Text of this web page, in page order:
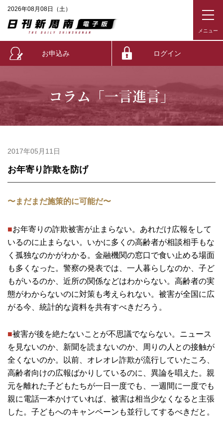
2026年08月08日（土）
お申込み ログイン
コラム「一言進言」
2017年05月11日
お年寄り詐欺を防げ
〜まだまだ施策的に可能だ〜
■お年寄りの詐欺被害が止まらない。あれだけ広報をして
いるのに止まらない。いかに多くの高齢者が相談相手もな
く孤独なのかがわかる。金融機関の窓口で食い止める場面
も多くなった。警察の発表では、一人暮らしなのか、子ど
もがいるのか、近所の関係などはわからない。高齢者の実
態がわからないのに対策も考えられない。被害が全国に広
がる今、統計的な資料を共有すべきだろう。
■被害が後を絶たないことが不思議でならない。ニュース
を見ないのか、新聞を読まないのか、周りの人との接触が
全くないのか。以前、オレオレ詐欺が流行していたころ、
高齢者向けの広報ばかりしているのに、異論を唱えた。親
元を離れた子どもたちが一日一度でも、一週間に一度でも
親に電話一本かけていれば、被害は相当少なくなると主張
した。子どもへのキャンペーンも並行してするべきだと。